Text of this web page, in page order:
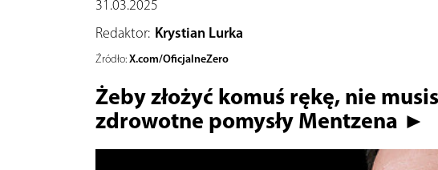
31.03.2025
Redaktor: Krystian Lurka
Źródło: X.com/OficjalneZero
Żeby złożyć komuś rękę, nie
zdrowotne pomysły Mentzena ►